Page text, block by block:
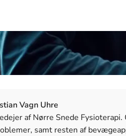
Vagn Uhre
af Nørre Snede
samt resten af